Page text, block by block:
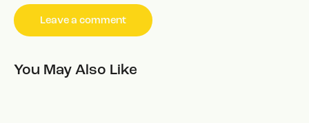
You May Also Like